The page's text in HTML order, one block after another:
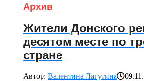
Архив
Жители Донского
десятом месте по
стране
Автор: Валентина Лагутина